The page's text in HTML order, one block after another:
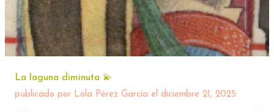
La laguna diminuta 💫
publicado por Lola Pérez García el diciembre 21, 2025